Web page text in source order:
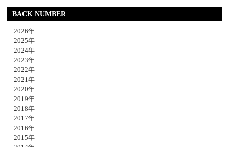
BACK NUMBER
2026年
2025年
2024年
2023年
2022年
2021年
2020年
2019年
2018年
2017年
2016年
2015年